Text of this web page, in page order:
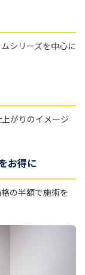
シリーズを中心に
がりのイメージ
お得に
の半額で施術を